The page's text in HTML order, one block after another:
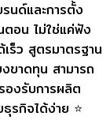
นด์และการตั้ง
ตอน ไม่ใช่แค่ฟัง
ร็ว สูตรมาตรฐาน
ขาดทุน สามารถ
องรับการผลิต
รกิจได้ง่าย ⭐